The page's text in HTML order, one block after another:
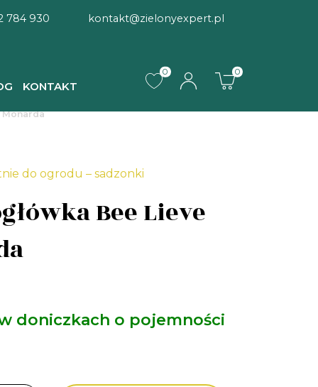
784 930 kontakt@zielonyexpert.pl
KONTAKT
0 0
Monarda
do ogrodu – sadzonki
Bee Lieve
doniczkach o pojemności